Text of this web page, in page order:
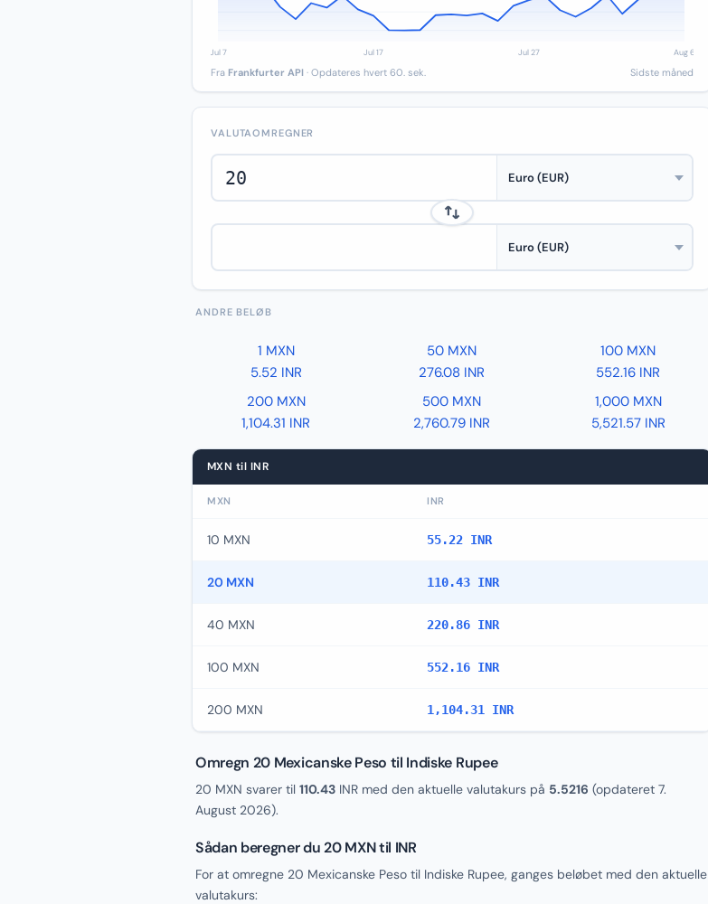
Fra Frankfurter API · Opdateres hvert 60. sek. Sidste måned
VALUTAOMREGNER
ANDRE BELØB
1 MXN
5.52 INR
50 MXN
276.08 INR
100 MXN
552.16 INR
200 MXN
1,104.31 INR
500 MXN
2,760.79 INR
1,000 MXN
5,521.57 INR
MXN til INR
MXN INR
10 MXN 55.22 INR
20 MXN 110.43 INR
40 MXN 220.86 INR
100 MXN 552.16 INR
200 MXN 1,104.31 INR
Omregn 20 Mexicanske Peso til Indiske Rupee
20 MXN svarer til 110.43 INR med den aktuelle valutakurs på 5.5216 (opdateret 7.
August 2026).
Sådan beregner du 20 MXN til INR
For at omregne 20 Mexicanske Peso til Indiske Rupee, ganges beløbet med den aktuelle
valutakurs: